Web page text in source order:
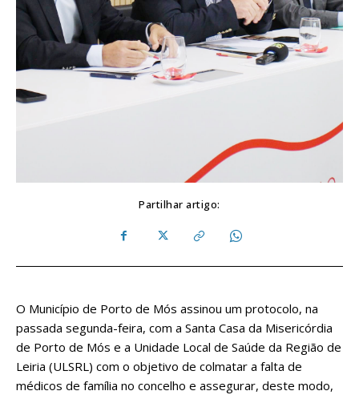
Partilhar artigo:
O Município de Porto de Mós assinou um protocolo, na
passada segunda-feira, com a Santa Casa da Misericórdia
de Porto de Mós e a Unidade Local de Saúde da Região de
Leiria (ULSRL) com o objetivo de colmatar a falta de
médicos de família no concelho e assegurar, deste modo,